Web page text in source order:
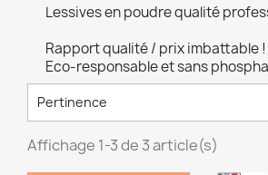
Lessives en poudre qualité
Rapport qualité / prix imbattable !
Eco-responsable et sans
Pertinence
Affichage 1-3 de 3 article(s)